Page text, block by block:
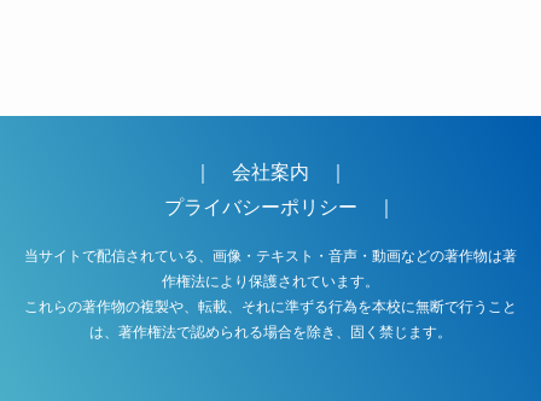
｜ 会社案内
｜
プライバシーポリシー
｜
当サイトで配信されている、画像・テキスト・音声・動画などの著作物は著
作権法により保護されています。
これらの著作物の複製や、転載、それに準ずる行為を本校に無断で行うこと
は、著作権法で認められる場合を除き、固く禁じます。